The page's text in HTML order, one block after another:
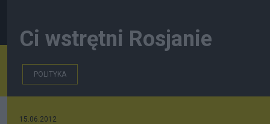
Ci wstrętni Rosjanie
POLITYKA
15.06.2012